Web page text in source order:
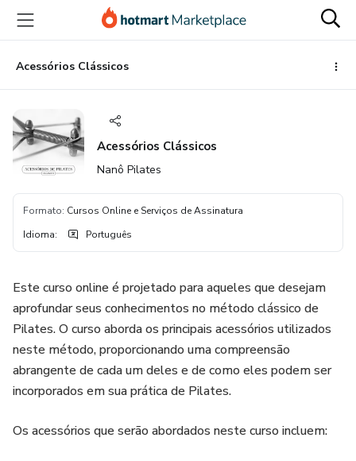
para
conteúdo
principal
para
pagamento
para
rodapé
Acessórios Clássicos
Acessórios Clássicos
Nanô Pilates
Formato: Cursos Online e Serviços de Assinatura
Idioma: Português
Este curso online é projetado para aqueles que desejam
aprofundar seus conhecimentos no método clássico de
Pilates. O curso aborda os principais acessórios utilizados
neste método, proporcionando uma compreensão
abrangente de cada um deles e de como eles podem ser
incorporados em sua prática de Pilates.
Os acessórios que serão abordados neste curso incluem: